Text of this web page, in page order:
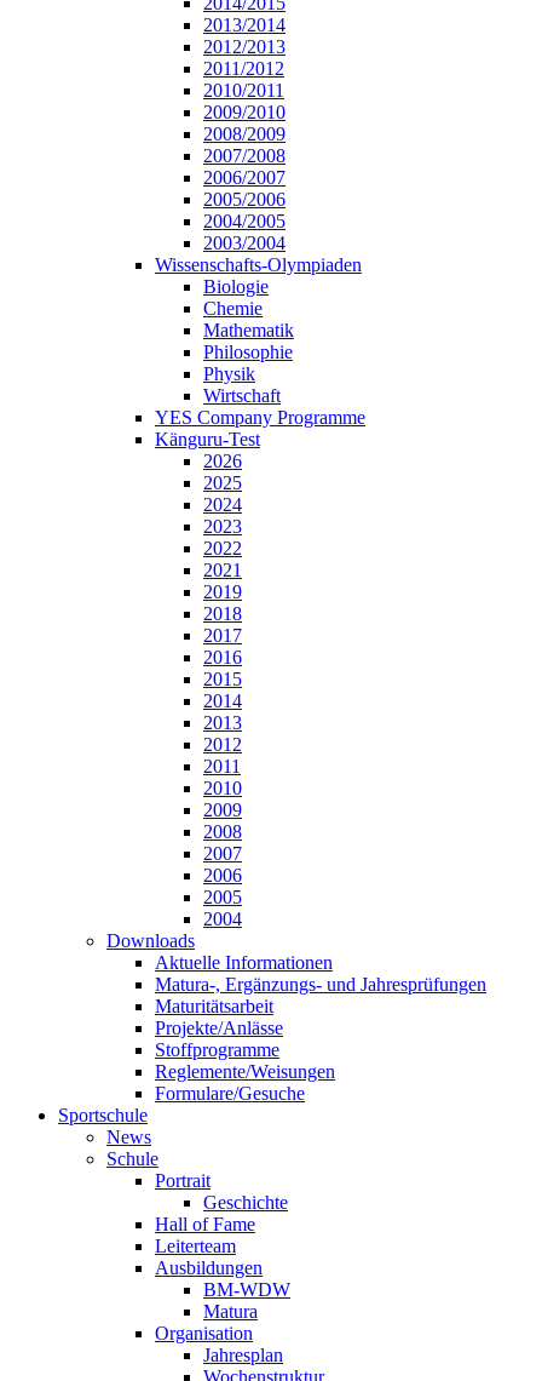
2013/2014
2012/2013
2011/2012
2010/2011
2009/2010
2008/2009
2007/2008
2006/2007
2005/2006
2004/2005
2003/2004
Wissenschafts-Olympiaden
Biologie
Chemie
Mathematik
Philosophie
Physik
Wirtschaft
YES Company Programme
Känguru-Test
2026
2025
2024
2023
2022
2021
2019
2018
2017
2016
2015
2014
2013
2012
2011
2010
2009
2008
2007
2006
2005
2004
Downloads
Aktuelle Informationen
Matura-, Ergänzungs- und Jahresprüfungen
Maturitätsarbeit
Projekte/Anlässe
Stoffprogramme
Reglemente/Weisungen
Formulare/Gesuche
Sportschule
News
Schule
Portrait
Geschichte
Hall of Fame
Leiterteam
Ausbildungen
BM-WDW
Matura
Organisation
Jahresplan